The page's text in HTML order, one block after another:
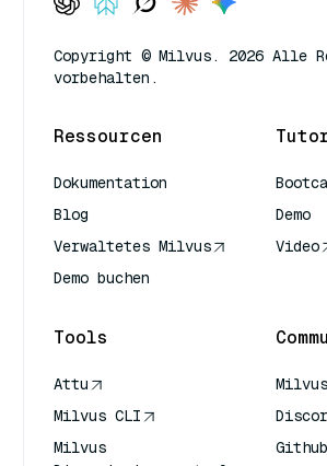
Copyright © Milvus. 2026 Alle
vorbehalten.
Ressourcen
Dokumentation
Blog
Verwaltetes Milvus
Demo buchen
Demo
Video
Tools
Attu
Milvus CLI
Milvus
Github